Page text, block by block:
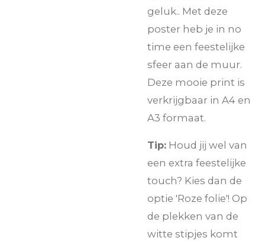
geluk.. Met deze
poster heb je in no
time een feestelijke
sfeer aan de muur.
Deze mooie print is
verkrijgbaar in A4 en
A3 formaat.
Tip: Houd jij wel van
een extra feestelijke
touch? Kies dan de
optie 'Roze folie'! Op
de plekken van de
witte stipjes komt